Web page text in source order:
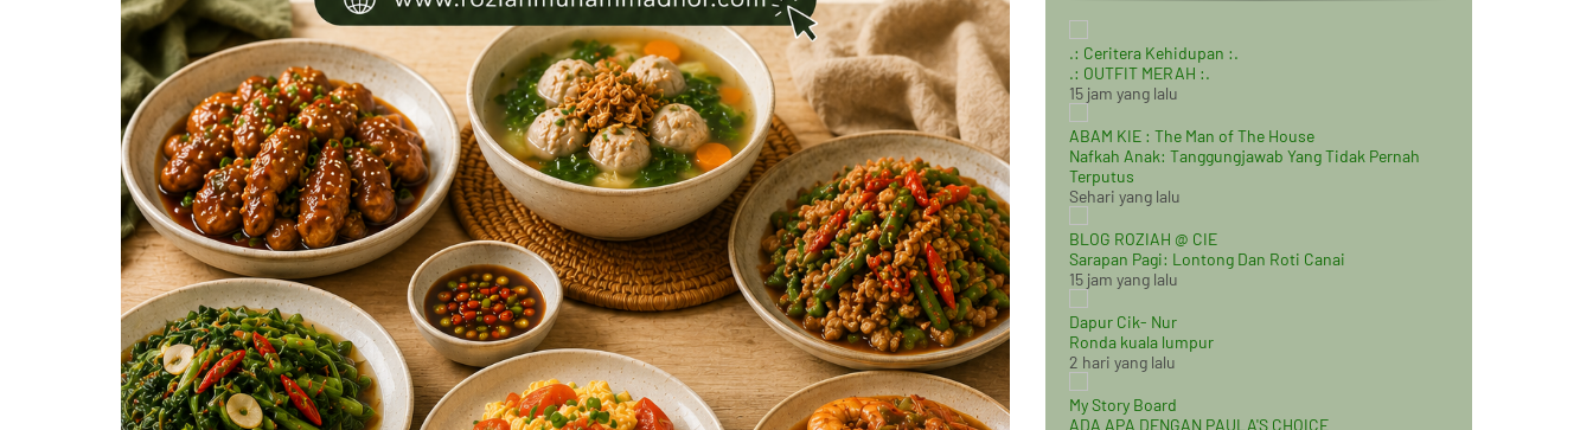
.: Ceritera Kehidupan :.
.: OUTFIT MERAH :.
15 jam yang lalu
ABAM KIE : The Man of The House
Nafkah Anak: Tanggungjawab Yang Tidak Pernah
Terputus
Sehari yang lalu
BLOG ROZIAH @ CIE
Sarapan Pagi: Lontong Dan Roti Canai
15 jam yang lalu
Dapur Cik- Nur
Ronda kuala lumpur
2 hari yang lalu
My Story Board
ADA APA DENGAN PAULA'S CHOICE